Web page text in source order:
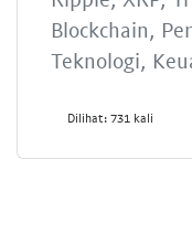
Blockchain,
Teknologi,
Dilihat: 731 kali